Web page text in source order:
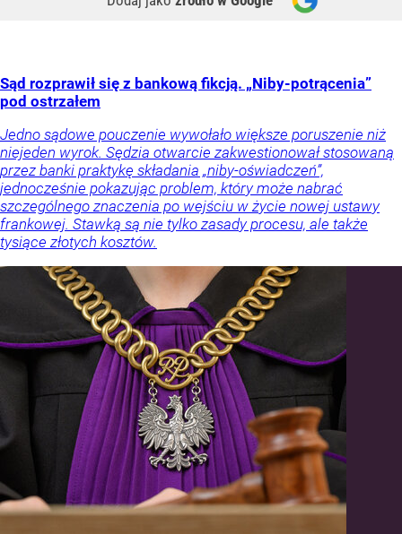
Sąd rozprawił się z bankową fikcją. „Niby-potrącenia”
pod ostrzałem
Jedno sądowe pouczenie wywołało większe poruszenie niż
niejeden wyrok. Sędzia otwarcie zakwestionował stosowaną
przez banki praktykę składania „niby-oświadczeń”,
jednocześnie pokazując problem, który może nabrać
szczególnego znaczenia po wejściu w życie nowej ustawy
frankowej. Stawką są nie tylko zasady procesu, ale także
tysiące złotych kosztów.